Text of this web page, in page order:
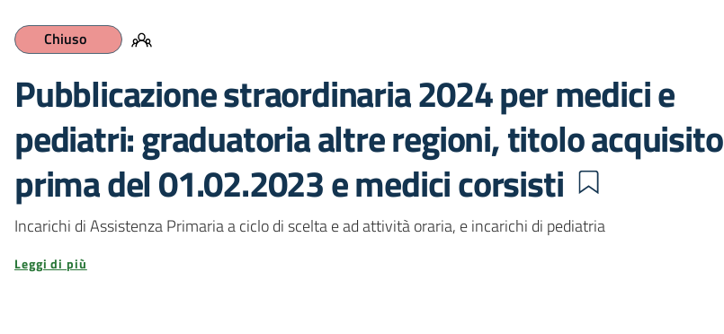
Chiuso
Pubblicazione straordinaria 2024 per medici e
pediatri: graduatoria altre regioni, titolo acquisito
prima del 01.02.2023 e medici corsisti
Incarichi di Assistenza Primaria a ciclo di scelta e ad attività oraria, e incarichi di pediatria
Leggi di più